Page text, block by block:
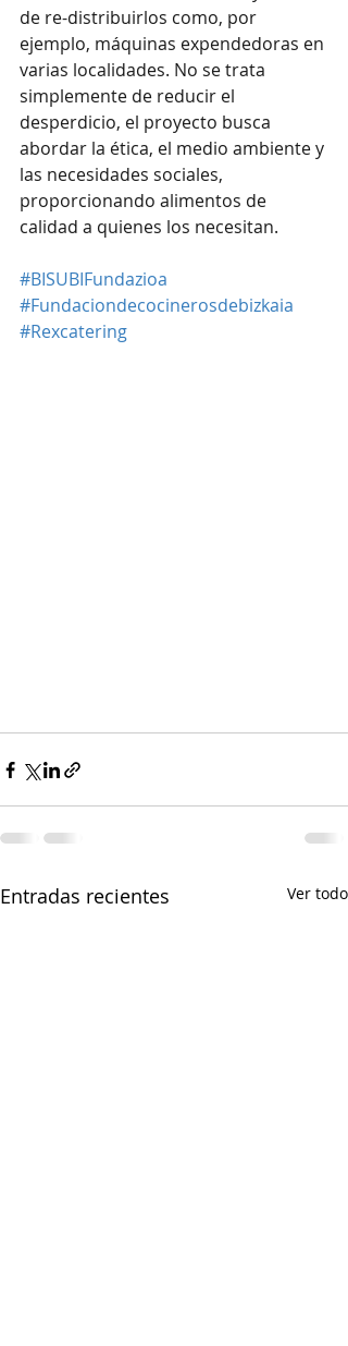
de re-distribuirlos como, por
ejemplo, máquinas expendedoras en
varias localidades. No se trata
simplemente de reducir el
desperdicio, el proyecto busca
abordar la ética, el medio ambiente y
las necesidades sociales,
proporcionando alimentos de
calidad a quienes los necesitan.
#BISUBIFundazioa
#Fundaciondecocinerosdebizkaia
#Rexcatering
Entradas recientes Ver todo